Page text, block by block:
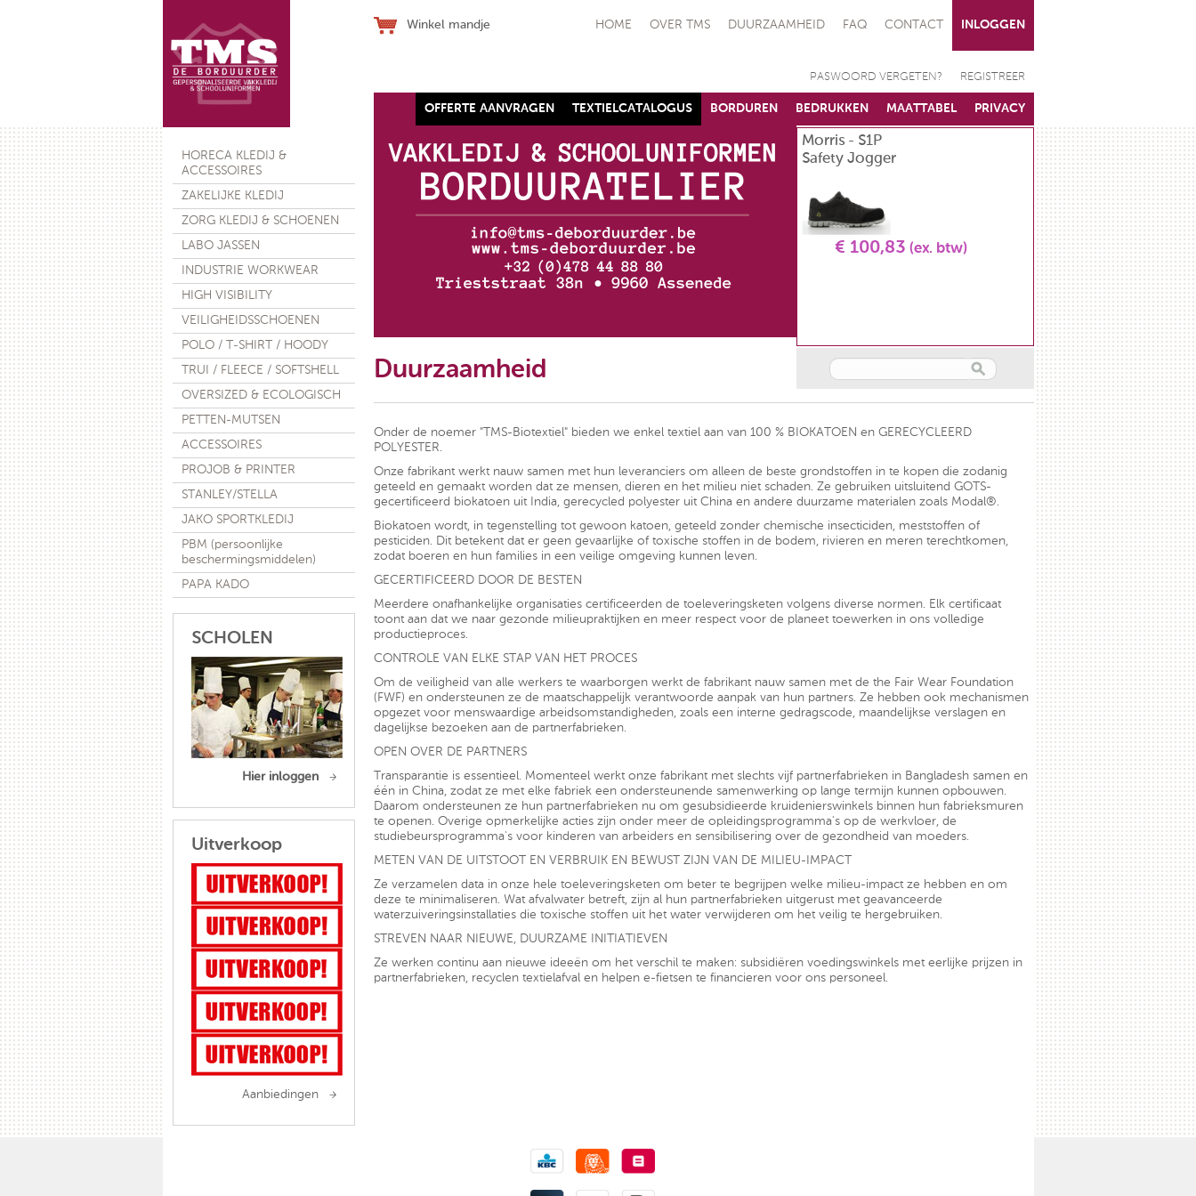
Winkel mandje HOME OVER TMS DUURZAAMHEID FAQ CONTACT INLOGGEN
PASWOORD VERGETEN? REGISTREER
HORECA KLEDIJ &
ACCESSOIRES
ZAKELIJKE KLEDIJ
ZORG KLEDIJ & SCHOENEN
LABO JASSEN
INDUSTRIE WORKWEAR
HIGH VISIBILITY
VEILIGHEIDSSCHOENEN
POLO / T-SHIRT / HOODY
TRUI / FLEECE / SOFTSHELL
OVERSIZED & ECOLOGISCH
PETTEN-MUTSEN
ACCESSOIRES
PROJOB & PRINTER
STANLEY/STELLA
JAKO SPORTKLEDIJ
PBM (persoonlijke
beschermingsmiddelen)
PAPA KADO
SCHOLEN
Hier inloggen
Uitverkoop
Aanbiedingen
OFFERTE AANVRAGEN TEXTIELCATALOGUS BORDUREN BEDRUKKEN MAATTABEL PRIVACY
Werkhandschoen SJ ALLFLEX
Raptor - S1P
Safety Jogger
€ 90,91(ex. btw)
Morris - S1P
Safety Jogger
€ 100,83 (ex. btw)
Koksvest - unisex -
GR 5580 2900
€ 34,71(ex. btw)
Duurzaamheid
Onder de noemer "TMS-Biotextiel" bieden we enkel textiel aan van 100 % BIOKATOEN en GERECYCLEERD
POLYESTER.
Onze fabrikant werkt nauw samen met hun leveranciers om alleen de beste grondstoffen in te kopen die zodanig
geteeld en gemaakt worden dat ze mensen, dieren en het milieu niet schaden. Ze gebruiken uitsluitend GOTS-
gecertificeerd biokatoen uit India, gerecycled polyester uit China en andere duurzame materialen zoals Modal®.
Biokatoen wordt, in tegenstelling tot gewoon katoen, geteeld zonder chemische insecticiden, meststoffen of
pesticiden. Dit betekent dat er geen gevaarlijke of toxische stoffen in de bodem, rivieren en meren terechtkomen,
zodat boeren en hun families in een veilige omgeving kunnen leven.
GECERTIFICEERD DOOR DE BESTEN
Meerdere onafhankelijke organisaties certificeerden de toeleveringsketen volgens diverse normen. Elk certificaat
toont aan dat we naar gezonde milieupraktijken en meer respect voor de planeet toewerken in ons volledige
productieproces.
CONTROLE VAN ELKE STAP VAN HET PROCES
Om de veiligheid van alle werkers te waarborgen werkt de fabrikant nauw samen met de the Fair Wear Foundation
(FWF) en ondersteunen ze de maatschappelijk verantwoorde aanpak van hun partners. Ze hebben ook mechanismen
opgezet voor menswaardige arbeidsomstandigheden, zoals een interne gedragscode, maandelijkse verslagen en
dagelijkse bezoeken aan de partnerfabrieken.
OPEN OVER DE PARTNERS
Transparantie is essentieel. Momenteel werkt onze fabrikant met slechts vijf partnerfabrieken in Bangladesh samen en
één in China, zodat ze met elke fabriek een ondersteunende samenwerking op lange termijn kunnen opbouwen.
Daarom ondersteunen ze hun partnerfabrieken nu om gesubsidieerde kruidenierswinkels binnen hun fabrieksmuren
te openen. Overige opmerkelijke acties zijn onder meer de opleidingsprogramma's op de werkvloer, de
studiebeursprogramma's voor kinderen van arbeiders en sensibilisering over de gezondheid van moeders.
METEN VAN DE UITSTOOT EN VERBRUIK EN BEWUST ZIJN VAN DE MILIEU-IMPACT
Ze verzamelen data in onze hele toeleveringsketen om beter te begrijpen welke milieu-impact ze hebben en om
deze te minimaliseren. Wat afvalwater betreft, zijn al hun partnerfabrieken uitgerust met geavanceerde
waterzuiveringsinstallaties die toxische stoffen uit het water verwijderen om het veilig te hergebruiken.
STREVEN NAAR NIEUWE, DUURZAME INITIATIEVEN
Ze werken continu aan nieuwe ideeën om het verschil te maken: subsidiëren voedingswinkels met eerlijke prijzen in
partnerfabrieken, recyclen textielafval en helpen e-fietsen te financieren voor ons personeel.